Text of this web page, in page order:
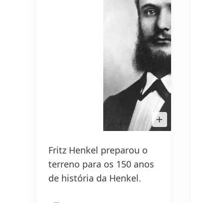
Open
Image
in
Fritz Henkel preparou o
terreno para os 150 anos
de história da Henkel.